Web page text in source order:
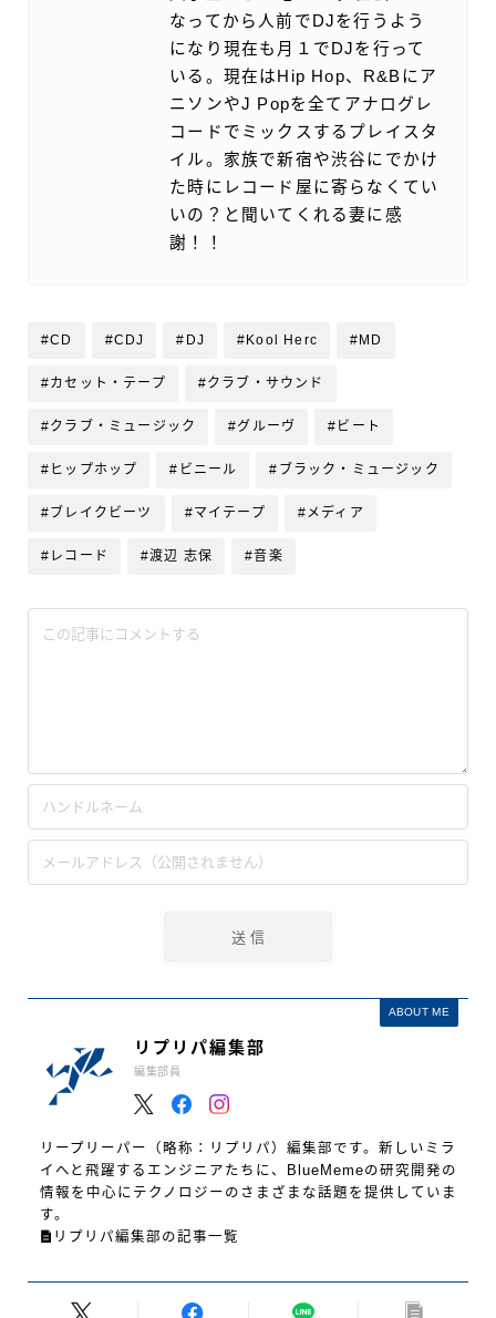
なってから人前でDJを行うよう
になり現在も月１でDJを行って
いる。現在はHip Hop、R&Bにア
ニソンやJ Popを全てアナログレ
コードでミックスするプレイスタ
イル。家族で新宿や渋谷にでかけ
た時にレコード屋に寄らなくてい
いの？と聞いてくれる妻に感
謝！！
#CD #CDJ #DJ #Kool Herc #MD
#カセット・テープ #クラブ・サウンド
#クラブ・ミュージック #グルーヴ #ビート
#ヒップホップ #ビニール #ブラック・ミュージック
#ブレイクビーツ #マイテープ #メディア
#レコード #渡辺 志保 #音楽
ABOUT ME
リプリパ編集部
編集部員
リープリーパー（略称：リプリパ）編集部です。新しいミラ
イへと飛躍するエンジニアたちに、BlueMemeの研究開発の
情報を中心にテクノロジーのさまざまな話題を提供していま
す。
リプリパ編集部の記事一覧